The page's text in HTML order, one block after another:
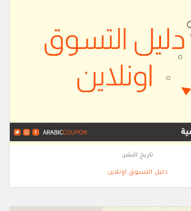
تاريخ النشر:
دليل التسوق اونلاين